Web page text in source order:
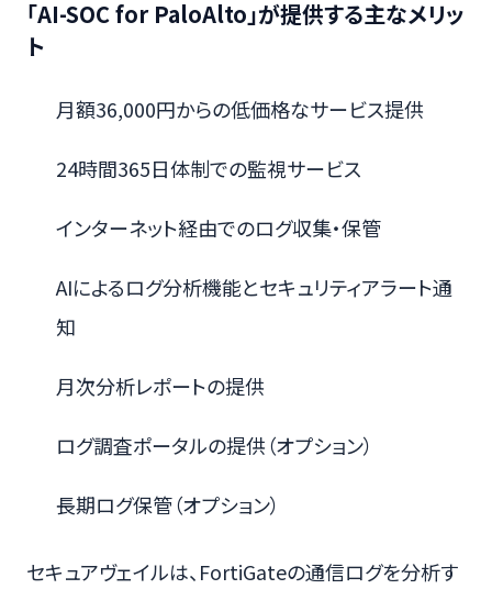
「AI-SOC for PaloAlto」が提供する主なメリッ
ト
月額36,000円からの低価格なサービス提供
24時間365日体制での監視サービス
インターネット経由でのログ収集・保管
AIによるログ分析機能とセキュリティアラート通
知
月次分析レポートの提供
ログ調査ポータルの提供（オプション）
長期ログ保管（オプション）
セキュアヴェイルは、FortiGateの通信ログを分析す